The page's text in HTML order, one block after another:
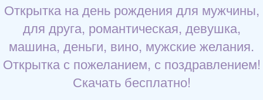
Открытка на день рождения для мужчины,
для друга, романтическая, девушка,
машина, деньги, вино, мужские желания.
Открытка с пожеланием, с поздравлением!
Скачать бесплатно!